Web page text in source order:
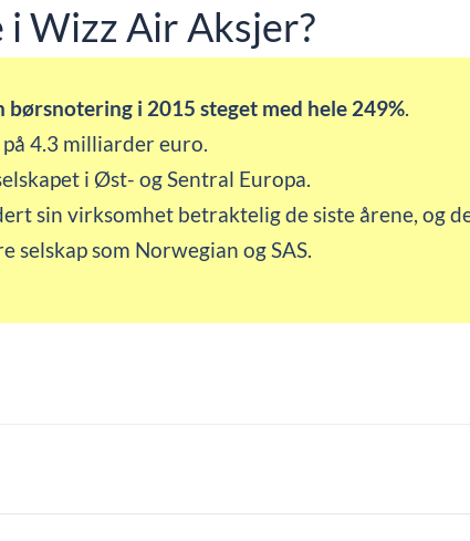
Wizz Air Aksjer?
børsnotering i 2015 steget med hele 249%.
4.3 milliarder euro.
i Øst- og Sentral Europa.
sin virksomhet betraktelig de siste årene, og
selskap som Norwegian og SAS.